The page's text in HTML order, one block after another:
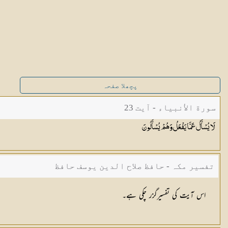
پچھلا صفحہ
سورة الأنبياء - آیت 23
لَا يُسْأَلُ عَمَّا يَفْعَلُ وَهُمْيُسْأَلُونَ
تفسیر مکہ - حافظ صلاح الدین یوسف حافظ
اس آیت کی تفسیرگزر چکی ہے۔